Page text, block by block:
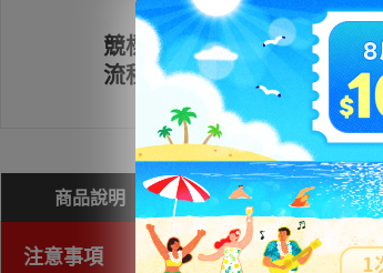
競標
流程
商品說明 問與答(0)
注意事項